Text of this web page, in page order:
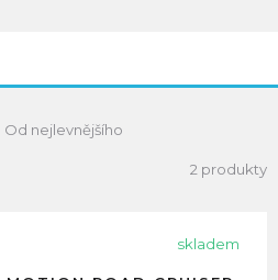
Od nejlevnějšího
2 produkty
skladem